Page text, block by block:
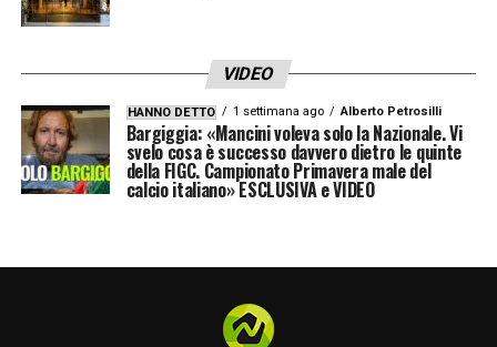
VIDEO
HANNO DETTO 1 settimana ago Alberto Petrosilli
Bargiggia: «Mancini voleva solo la Nazionale. Vi
svelo cosa è successo davvero dietro le quinte
della FIGC. Campionato Primavera male del
calcio italiano» ESCLUSIVA e VIDEO